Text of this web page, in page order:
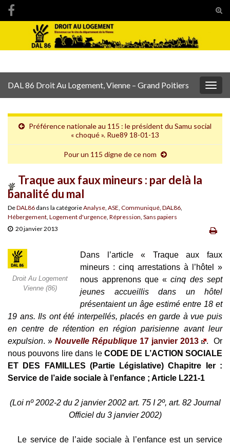
Search for:
DAL 86 Droit Au Logement, Vienne – Grand Poitiers
Préférence nationale au 115 : le président du Samu social
« choqué ». Rue89 18-01-13
Pour un 115 digne de ce nom
Traque aux faux mineurs : par delà la
banalité du mal
DeDAL86 dans la catégorieAnalyse, ASE, Communiqué, DAL86,
Hébergement, Logement d'urgence, Répression, Sans papiers
20 janvier 2013
Droit Au Logement
Vienne (86)
Dans l’article « Traque aux faux
mineurs : cinq arrestations à l’hôtel »
nous apprenons que «cinq des sept
jeunes accueillis dans un hôtel
présentaient un âge estimé entre 18 et
19 ans. Ils ont été interpellés, placés en garde à vue puis
en centre de rétention en région parisienne avant leur
expulsion. » Nouvelle République 17 janvier 2013
. Or
nous pouvons lire dans le CODE DE L’ACTION SOCIALE
ET DES FAMILLES (Partie Législative) Chapitre Ier :
Service de l’aide sociale à l’enfance ; Article L221-1
(Loi nº 2002-2 du 2 janvier 2002 art. 75 I 2º, art. 82 Journal
Officiel du 3 janvier 2002)
Le service de l’aide sociale à l’enfance est un service